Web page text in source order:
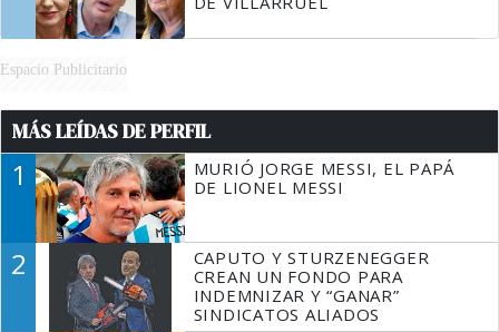
Espacio Publicitario
MÁS LEÍDAS DE PERFIL
1
MURIÓ JORGE MESSI, EL PAPÁ
DE LIONEL MESSI
2
CAPUTO Y STURZENEGGER
CREAN UN FONDO PARA
INDEMNIZAR Y “GANAR”
SINDICATOS ALIADOS